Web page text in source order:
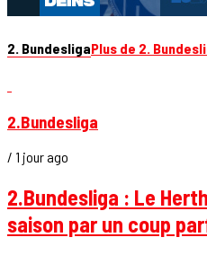
2. BundesligaPlus de 2.
2.Bundesliga
/ 1 jour ago
2.Bundesliga : Le
saison par un coup